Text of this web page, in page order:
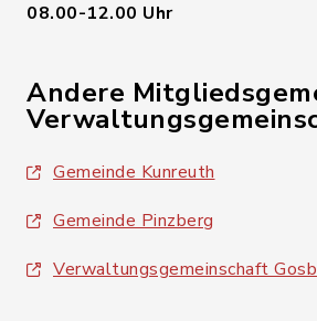
08.00-12.00 Uhr
Andere
Gemeinde Kunreuth
Gemeinde Pinzberg
Verwaltungsgemeinschaft